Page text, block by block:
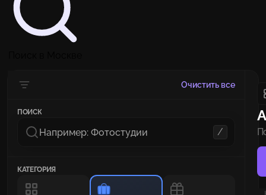
Очистить все
ПОИСК
/
КАТЕГОРИЯ